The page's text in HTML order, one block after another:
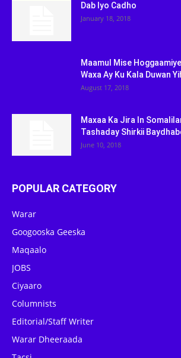
Dab Iyo Cadho
January 18, 2018
Maamul Mise
Waxa Ay Ku Kala Duwan
August 17, 2018
Maxaa Ka Jira In
Tashaday Shirkii
June 10, 2018
POPULAR CATEGORY
Warar
Googooska Geeska
Maqaalo
JOBS
Ciyaaro
Columnists
Editorial/Staff Writer
Warar Dheeraada